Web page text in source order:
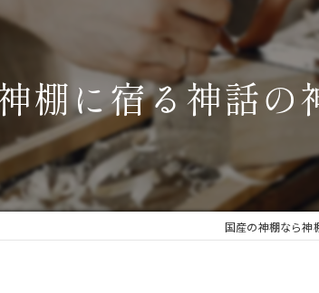
棚に宿る神話の
国産の神棚なら神